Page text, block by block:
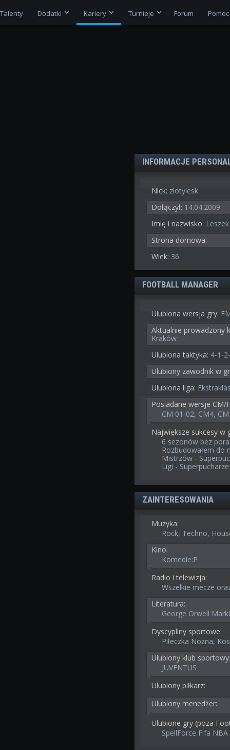
Talenty Dodatki Kariery Turnieje Forum Pomoc
INFORMACJE
Nick: zlotylesk
Dołączył: 14.04.2009
Imię i nazwisko:
Strona domowa:
Wiek: 36
FOOTBALL MANAGER
Ulubiona wersja gry:
Aktualnie prowadzony
Kraków
Ulubiona taktyka: 4-1-
Ulubiony zawodnik w
Ulubiona liga:
Posiadane wersje CM/
CM 01-02, CM4,
Największe sukcesy w
6 sezonów bez
Rozbudowałem
Mistrzów -
Ligi -
ZAINTERESOWANIA
Muzyka:
Rock, Techno,
Kino:
Komedie:P
Radio i telewizja:
Wszelkie mecze
Literatura:
George Orwell
Dyscypliny sportowe:
Piłeczka Nożna,
Ulubiony klub
JUVENTUS
Ulubiony piłkarz:
Ulubiony menedżer:
Ulubione gry (poza
SpellForce Fifa